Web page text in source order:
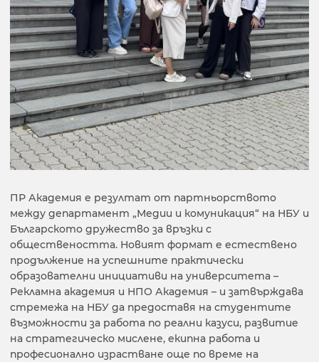
ПР Академия е резултат от партньорството
между департамент „Медии и комуникация“ на НБУ и
Българското дружество за връзки с
обществеността. Новият формат е естествено
продължение на успешните практически
образователни инициативи на университета –
Рекламна академия и НПО Академия – и затвърждава
стремежа на НБУ да предоставя на студентите
възможности за работа по реални казуси, развитие
на стратегическо мислене, екипна работа и
професионално израстване още по време на